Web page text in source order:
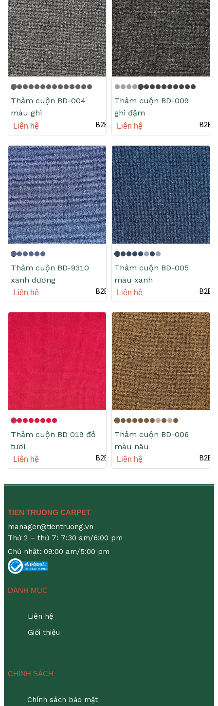
Thảm cuộn BD-004
màu ghi
Liên hệ B2B
Thảm cuộn BD-009
ghi đậm
Liên hệ B2B
Thảm cuộn BD-9310
xanh dương
Liên hệ B2B
Thảm cuộn BD-005
màu xanh
Liên hệ B2B
Thảm cuộn BD 019 đỏ
tươi
Liên hệ B2B
Thảm cuộn BD-006
màu nâu
Liên hệ B2B
TIEN TRUONG CARPET
manager@tientruong.vn
Thứ 2 – thứ 7: 7:30 am/6:00 pm
Chủ nhật: 09:00 am/5:00 pm
DANH MỤC
Liên hệ
Giới thiệu
CHÍNH SÁCH
Chính sách bảo mật